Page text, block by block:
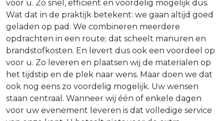
voor u. Zo snel, efficiënt en voordelig mogelijk dus.
Wat dat in de praktijk betekent: we gaan altijd goed
geladen op pad. We combineren meerdere
opdrachten in een route; dat scheelt manuren en
brandstofkosten. En levert dus ook een voordeel op
voor u. Zo leveren en plaatsen wij de materialen op
het tijdstip en de plek naar wens. Maar doen we dat
ook nog eens zo voordelig mogelijk. Uw wensen
staan centraal. Wanneer wij één of enkele dagen
voor uw evenement leveren is dat volledige service